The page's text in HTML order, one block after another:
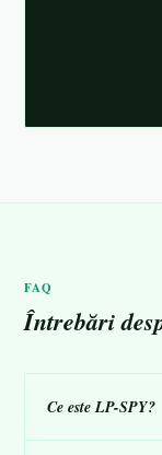
FAQ
Întrebări
Ce este LP-SPY?